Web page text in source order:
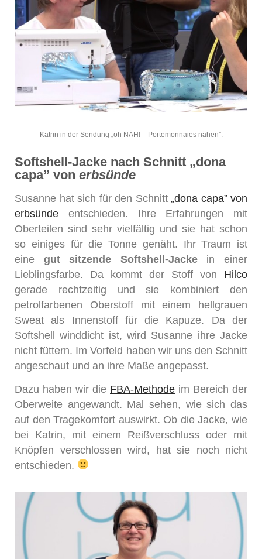
Katrin in der Sendung „oh NÄH! – Portemonnaies nähen”.
Softshell-Jacke nach Schnitt „dona
capa” von erbsünde
Susanne hat sich für den Schnitt „dona capa” von
erbsünde entschieden. Ihre Erfahrungen mit
Oberteilen sind sehr vielfältig und sie hat schon
so einiges für die Tonne genäht. Ihr Traum ist
eine gut sitzende Softshell-Jackein einer
Lieblingsfarbe. Da kommt der Stoff von Hilco
gerade rechtzeitig und sie kombiniert den
petrolfarbenen Oberstoff mit einem hellgrauen
Sweat als Innenstoff für die Kapuze. Da der
Softshell winddicht ist, wird Susanne ihre Jacke
nicht füttern. Im Vorfeld haben wir uns den Schnitt
angeschaut und an ihre Maße angepasst.
Dazu haben wir die FBA-Methode im Bereich der
Oberweite angewandt. Mal sehen, wie sich das
auf den Tragekomfort auswirkt. Ob die Jacke, wie
bei Katrin, mit einem Reißverschluss oder mit
Knöpfen verschlossen wird, hat sie noch nicht
entschieden.